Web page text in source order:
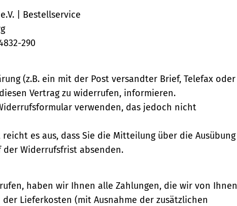
| Bestellservice
290
(z.B. ein mit der Post versandter Brief, Telefax oder
Vertrag zu widerrufen, informieren.
verwenden, das jedoch nicht
es aus, dass Sie die Mitteilung über die Ausübung
Widerrufsfrist absenden.
haben wir Ihnen alle Zahlungen, die wir von Ihnen
Lieferkosten (mit Ausnahme der zusätzlichen